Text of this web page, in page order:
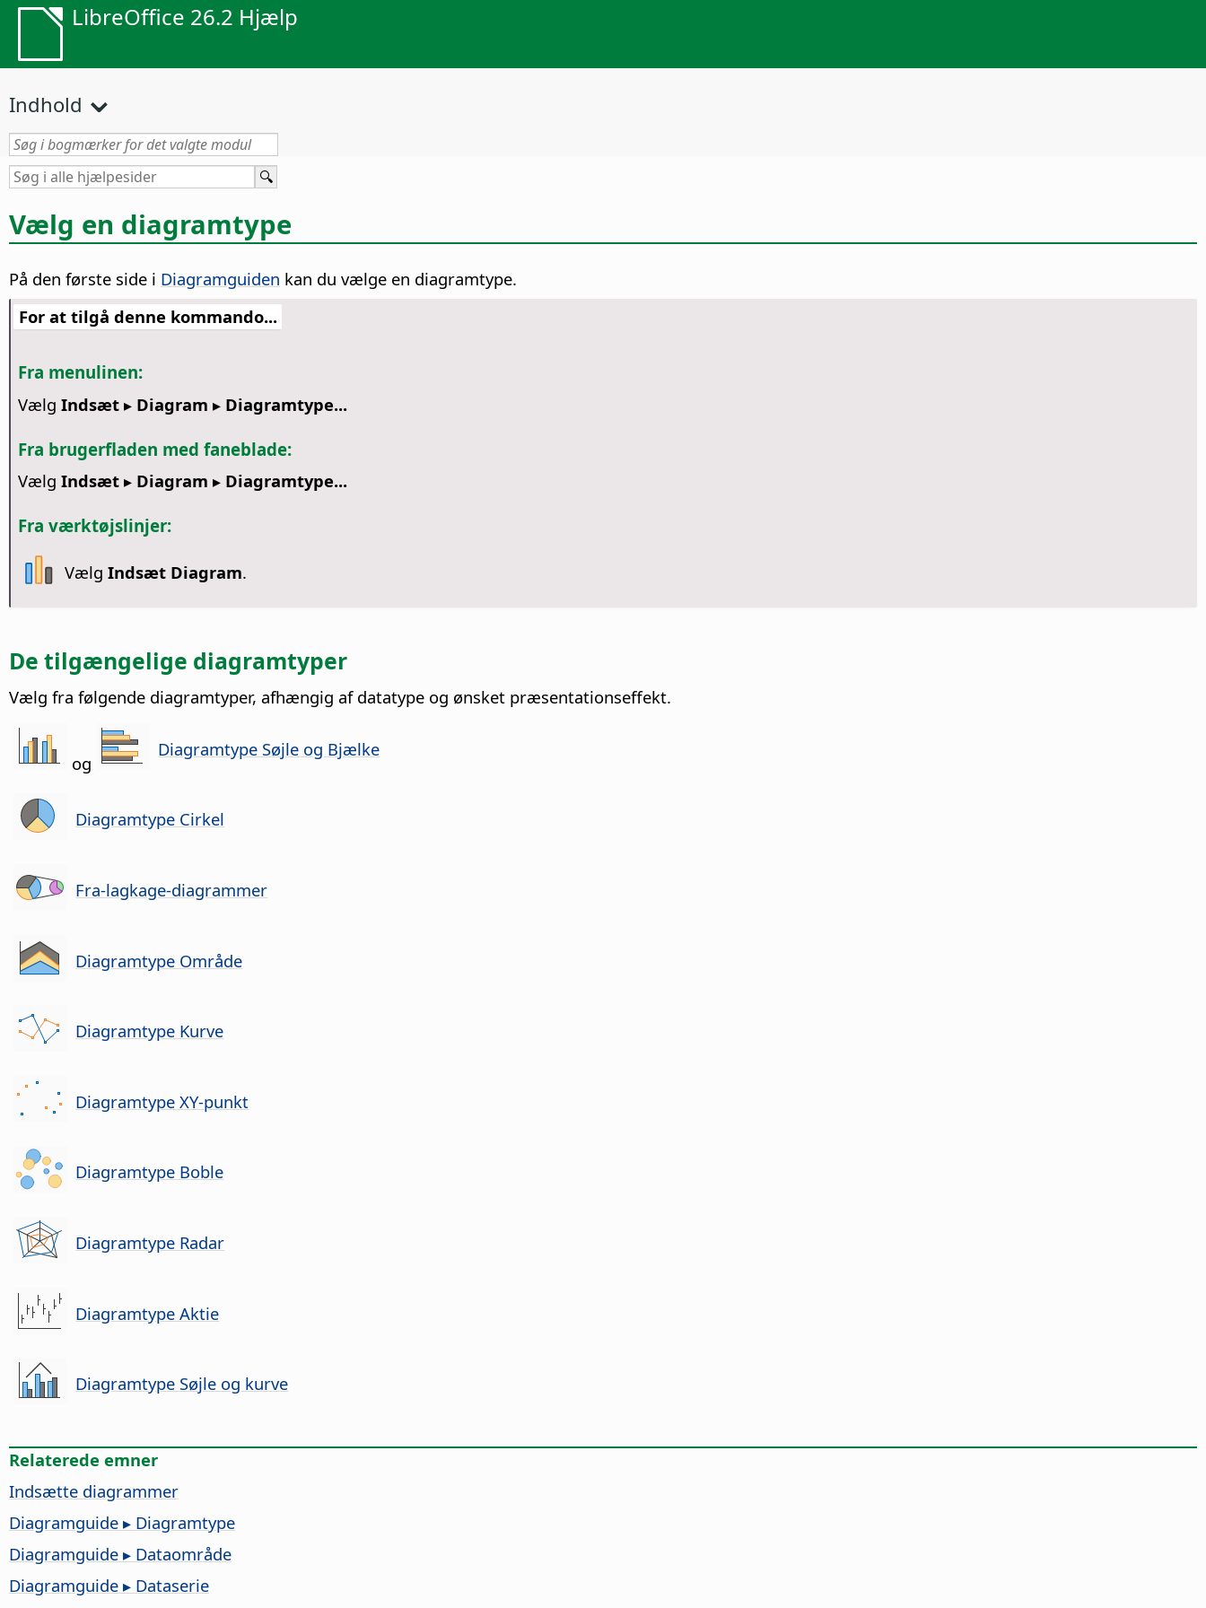
LibreOffice 26.2 Hjælp
Indhold
Vælg en diagramtype
På den første side i Diagramguiden kan du vælge en diagramtype.
For at tilgå denne kommando...
Fra menulinen:
Vælg Indsæt ▸ Diagram ▸ Diagramtype...
Fra brugerfladen med faneblade:
Vælg Indsæt ▸ Diagram ▸ Diagramtype...
Fra værktøjslinjer:
VælgIndsæt Diagram.
De tilgængelige diagramtyper
Vælg fra følgende diagramtyper, afhængig af datatype og ønsket præsentationseffekt.
og
Diagramtype Søjle og Bjælke
Diagramtype Cirkel
Fra-lagkage-diagrammer
Diagramtype Område
Diagramtype Kurve
Diagramtype XY-punkt
Diagramtype Boble
Diagramtype Radar
Diagramtype Aktie
Diagramtype Søjle og kurve
Relaterede emner
Indsætte diagrammer
Diagramguide ▸ Diagramtype
Diagramguide ▸ Dataområde
Diagramguide ▸ Dataserie